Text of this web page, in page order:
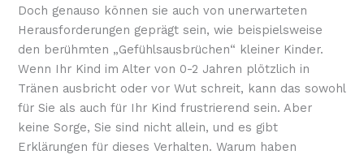
Doch genauso können sie auch von unerwarteten
Herausforderungen geprägt sein, wie beispielsweise
den berühmten „Gefühlsausbrüchen“ kleiner Kinder.
Wenn Ihr Kind im Alter von 0-2 Jahren plötzlich in
Tränen ausbricht oder vor Wut schreit, kann das sowohl
für Sie als auch für Ihr Kind frustrierend sein. Aber
keine Sorge, Sie sind nicht allein, und es gibt
Erklärungen für dieses Verhalten. Warum haben